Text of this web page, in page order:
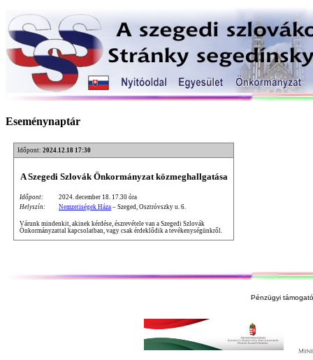
Eseménynaptár
Időpont: 2024.12.18 17:30
A Szegedi Szlovák Önkormányzat közmeghallgatása
Időpont:
2024. december 18. 17.30 óra
Helyszín:
Nemzetiségek Háza – Szeged, Osztróvszky u. 6.
Várunk mindenkit, akinek kérdése, észrevétele van a Szegedi Szlovák
Önkormányzattal kapcsolatban, vagy csak érdeklődik a tevékenységünkről.
Pénzügyi